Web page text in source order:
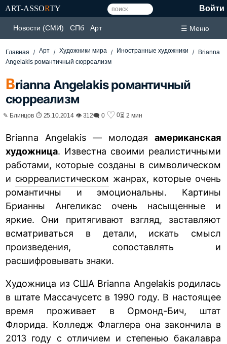
ART-ASSORTY Войти
Новости (СМИ) СПб Арт ☰ Меню
Главная Арт Художники мира Иностранные художники
Brianna
Angelakis романтичный сюрреализм
Brianna Angelakis романтичный
сюрреализм
✎ Блинцов ⏱ 25.10.2014 👁 312🗨 0 ♡ 0⏳ 2 мин
Brianna Angelakis — молодая американская
художница. Известна своими реалистичными
работами, которые созданы в символическом
и сюрреалистическом жанрах, которые очень
романтичны и эмоциональны. Картины
Брианны Ангеликас очень насыщенные и
яркие. Они притягивают взгляд, заставляют
всматриваться в детали, искать смысл
произведения, сопоставлять и
расшифровывать знаки.
Художница из США Brianna Angelakis родилась
в штате Массачусетс в 1990 году. В настоящее
время проживает в Ормонд-Бич, штат
Флорида. Колледж Флаглера она закончила в
2013 году с отличием и степенью бакалавра